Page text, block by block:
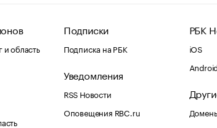
и область
Подписки
Подписка на РБК
Уведомления
RSS Новости
Оповещения RBC.ru
РБК
iOS